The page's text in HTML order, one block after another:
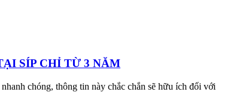
SÍP CHỈ TỪ 3 NĂM
chóng, thông tin này chắc chắn sẽ hữu ích đối với